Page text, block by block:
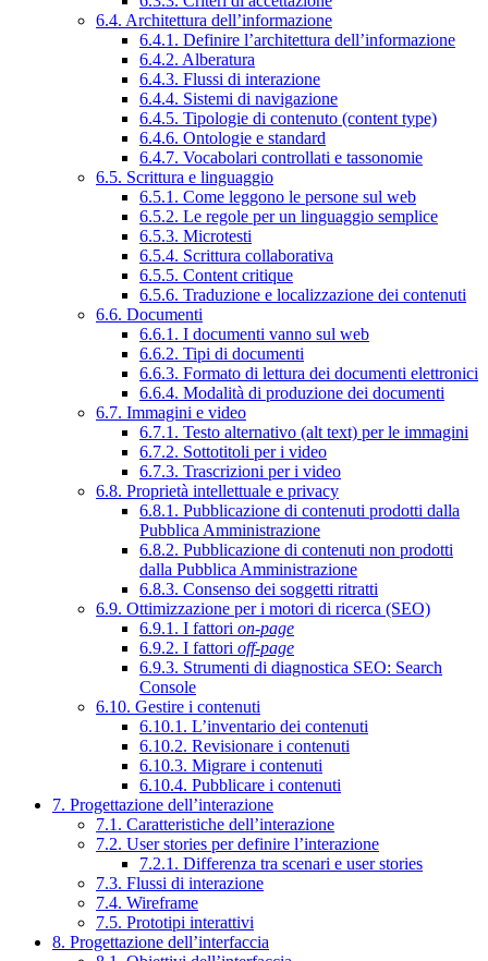
6.4. Architettura dell’informazione
6.4.1. Definire l’architettura dell’informazione
6.4.2. Alberatura
6.4.3. Flussi di interazione
6.4.4. Sistemi di navigazione
6.4.5. Tipologie di contenuto (content type)
6.4.6. Ontologie e standard
6.4.7. Vocabolari controllati e tassonomie
6.5. Scrittura e linguaggio
6.5.1. Come leggono le persone sul web
6.5.2. Le regole per un linguaggio semplice
6.5.3. Microtesti
6.5.4. Scrittura collaborativa
6.5.5. Content critique
6.5.6. Traduzione e localizzazione dei contenuti
6.6. Documenti
6.6.1. I documenti vanno sul web
6.6.2. Tipi di documenti
6.6.3. Formato di lettura dei documenti elettronici
6.6.4. Modalità di produzione dei documenti
6.7. Immagini e video
6.7.1. Testo alternativo (alt text) per le immagini
6.7.2. Sottotitoli per i video
6.7.3. Trascrizioni per i video
6.8. Proprietà intellettuale e privacy
6.8.1. Pubblicazione di contenuti prodotti dalla
Pubblica Amministrazione
6.8.2. Pubblicazione di contenuti non prodotti
dalla Pubblica Amministrazione
6.8.3. Consenso dei soggetti ritratti
6.9. Ottimizzazione per i motori di ricerca (SEO)
6.9.1. I fattori on-page
6.9.2. I fattori off-page
6.9.3. Strumenti di diagnostica SEO: Search
Console
6.10. Gestire i contenuti
6.10.1. L’inventario dei contenuti
6.10.2. Revisionare i contenuti
6.10.3. Migrare i contenuti
6.10.4. Pubblicare i contenuti
7. Progettazione dell’interazione
7.1. Caratteristiche dell’interazione
7.2. User stories per definire l’interazione
7.2.1. Differenza tra scenari e user stories
7.3. Flussi di interazione
7.4. Wireframe
7.5. Prototipi interattivi
8. Progettazione dell’interfaccia